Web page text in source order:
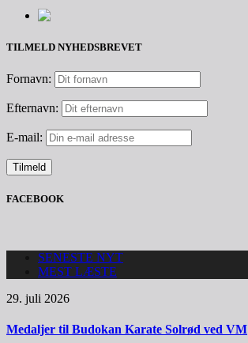
TILMELD NYHEDSBREVET
Fornavn:
Efternavn:
E-mail:
FACEBOOK
SENESTE NYT
MEST LÆSTE
29. juli 2026
Medaljer til Budokan Karate Solrød ved VM